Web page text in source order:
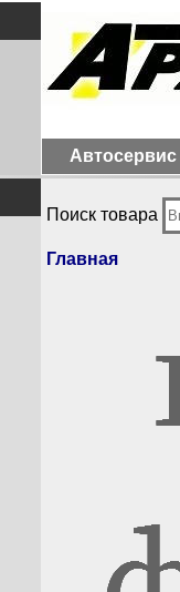
Автосервис
Поиск товара
Главная